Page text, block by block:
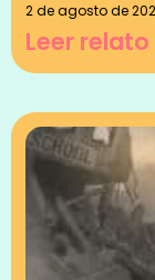
2 de agosto de
Leer relato